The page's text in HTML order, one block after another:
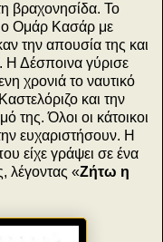
βραχονησίδα. Το
ο Ομάρ Κασάρ με
την απουσία της και
Δέσποινα γύρισε
χρονιά το ναυτικό
και την
της. Όλοι οι κάτοικοι
ευχαριστήσουν. Η
είχε γράψει σε ένα
λέγοντας «Ζήτω η